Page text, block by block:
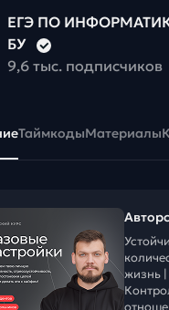
ЕГЭ ПО
БУ
9,6 тыс. подписчиков
ТаймкодыМатериалы
жизнь |